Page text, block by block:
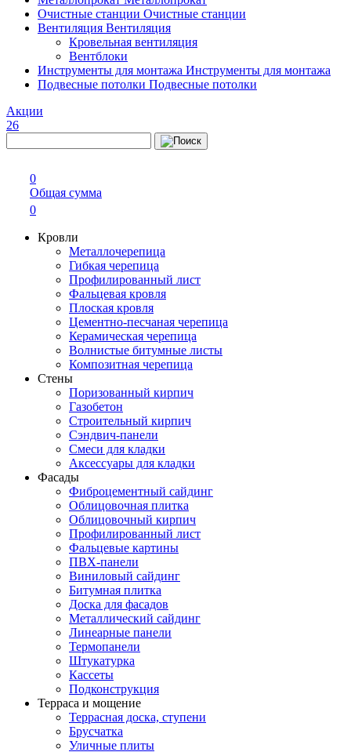
Очистные станции Очистные станции
Вентиляция Вентиляция
Кровельная вентиляция
Вентблоки
Инструменты для монтажа Инструменты для монтажа
Подвесные потолки Подвесные потолки
Акции
26
0
Общая сумма
0
Кровли
Металлочерепица
Гибкая черепица
Профилированный лист
Фальцевая кровля
Плоская кровля
Цементно-песчаная черепица
Керамическая черепица
Волнистые битумные листы
Композитная черепица
Стены
Поризованный кирпич
Газобетон
Строительный кирпич
Сэндвич-панели
Смеси для кладки
Аксессуары для кладки
Фасады
Фиброцементный сайдинг
Облицовочная плитка
Облицовочный кирпич
Профилированный лист
Фальцевые картины
ПВХ-панели
Виниловый сайдинг
Битумная плитка
Доска для фасадов
Металлический сайдинг
Линеарные панели
Термопанели
Штукатурка
Кассеты
Подконструкция
Терраса и мощение
Террасная доска, ступени
Брусчатка
Уличные плиты